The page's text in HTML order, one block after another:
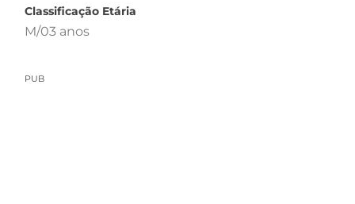
Classificação Etária
M/03 anos
PUB